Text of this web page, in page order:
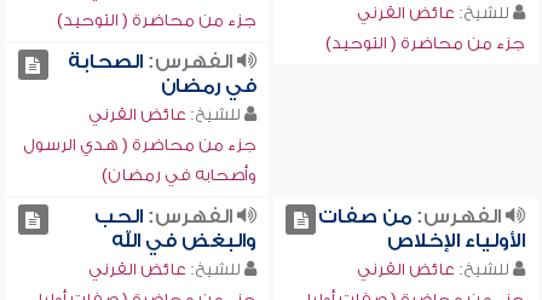
للشيخ: عائض القرني
جزء من محاضرة ( التوحيد)
جزء من محاضرة ( التوحيد)
الفهرس:الصحابة
في رمضان
للشيخ: عائض القرني
جزء من محاضرة ( هدي الرسول
وأصحابه في رمضان)
الفهرس:من صفات
الأولياء الإخلاص
للشيخ: عائض القرني
الفهرس:الحب
والبغض في الله
للشيخ: عائض القرني